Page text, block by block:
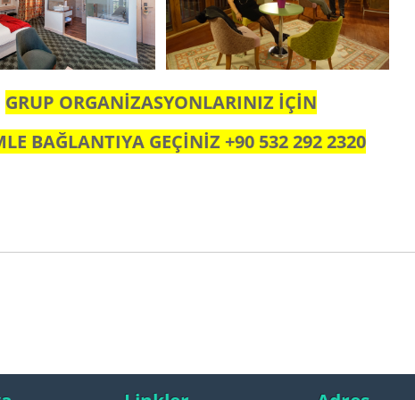
GRUP ORGANİZASYONLARINIZ İÇİN
BAĞLANTIYA GEÇİNİZ +90 532 292 2320